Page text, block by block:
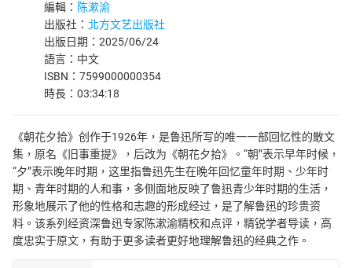
編輯： 陈漱渝
出版社： 北方文艺出版社
出版日期：2025/06/24
語言：中文
ISBN：7599000000354
時長：03:34:18
《朝花夕拾》创作于1926年，是鲁迅所写的唯一一部回忆性的散文
集，原名《旧事重提》，后改为《朝花夕拾》。“朝”表示早年时候，
“夕”表示晚年时期，这里指鲁迅先生在晩年回忆童年时期、少年时
期、青年时期的人和事，多侧面地反映了鲁迅青少年时期的生活，
形象地展示了他的性格和志趣的形成经过，是了解鲁迅的珍贵资
料。该系列经资深鲁迅专家陈漱渝精校和点评，精锐学者导读，高
度忠实于原文，有助于更多读者更好地理解鲁迅的经典之作。